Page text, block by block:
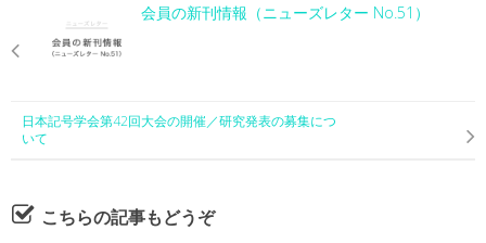
会員の新刊情報（ニューズレター No.51）
日本記号学会第42回大会の開催／研究発表の募集につ
いて
こちらの記事もどうぞ